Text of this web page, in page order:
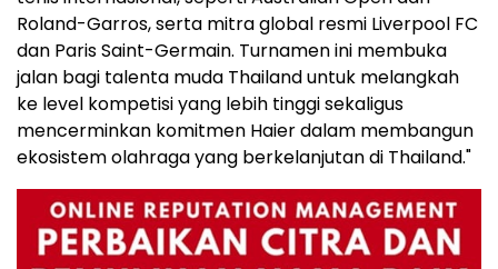
Roland-Garros, serta mitra global resmi Liverpool FC
dan Paris Saint-Germain. Turnamen ini membuka
jalan bagi talenta muda Thailand untuk melangkah
ke level kompetisi yang lebih tinggi sekaligus
mencerminkan komitmen Haier dalam membangun
ekosistem olahraga yang berkelanjutan di Thailand."